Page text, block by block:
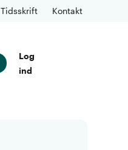
Tidsskrift Kontakt
Log
ind